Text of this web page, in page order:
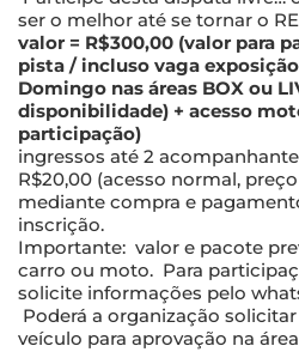
ser o melhor até se tornar o
valor = R$300,00 (valor para
pista / incluso vaga
Domingo nas áreas BOX ou
disponibilidade) + acesso
participação)
ingressos até 2
R$20,00 (acesso normal,
mediante compra e
inscrição.
Importante: valor e pacote
carro ou moto. Para
solicite informações pelo
Poderá a organização
veículo para aprovação na